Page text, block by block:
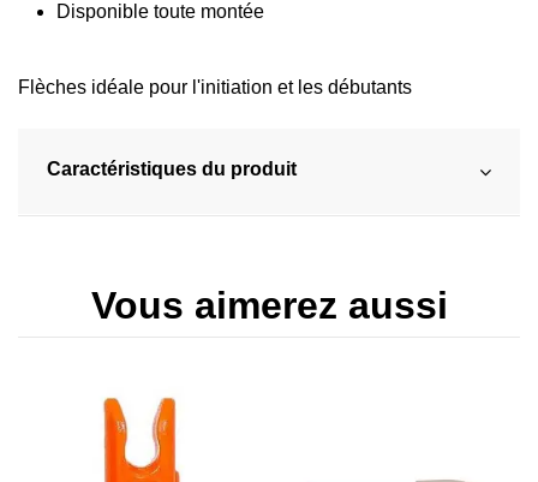
Disponible toute montée
Flèches idéale pour l'initiation et les débutants
Caractéristiques du produit
Vous aimerez aussi